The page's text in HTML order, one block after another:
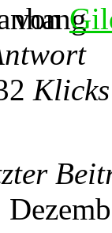
von
Klicks